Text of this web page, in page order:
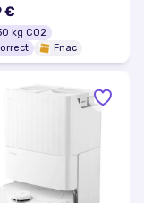
€
kg CO2
Fnac